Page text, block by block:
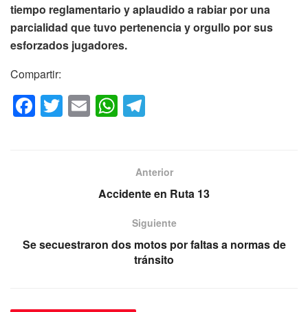
tiempo reglamentario y aplaudido a rabiar por una
parcialidad que tuvo pertenencia y orgullo por sus
esforzados jugadores.
Compartir:
F
a
o
k
T
wi
E
m
W
h
A
p
gr
a
m
Anterior
Accidente en Ruta 13
Siguiente
Se secuestraron dos motos por faltas a normas de
tránsito